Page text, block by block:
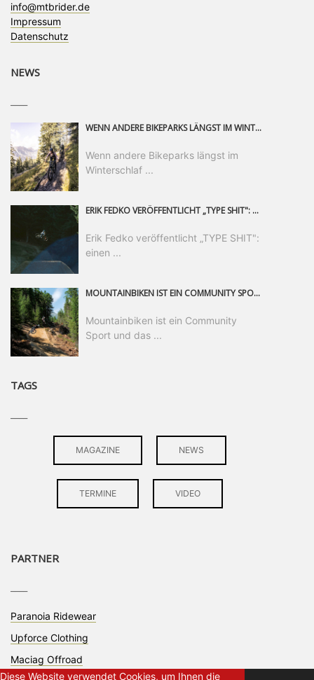
info@mtbrider.de
Impressum
Datenschutz
NEWS
WENN ANDERE BIKEPARKS LÄNGST IM WINTERSCHLAF SIND, IST MAN IN SAALFELDEN LEOGANG IMMER NOCH AM MOUNTAINBIKEN. IST DER HERBST DIE SCHÖNSTE ZEIT DES JAHRES? AUF DEN TRAILS RUND UM SAALFELDEN LEOGANG UND IM EPIC BIKEPARK LEOGANG IST ER DAS AUF JEDEN FALL – UND DIE GEFÜHLT DIE LÄNGSTE NOCH DAZU. NOCH BIS MINDESTENS 8. NOVEMBER STEHT DAS PINZGAUER MOUNTAINBIKE-PARADIES ALLEN RIDERN OFFEN, DIE EINFACH NICHT GENUG KRIEGEN KÖNNEN. DABEI HÄLT DIE GOLDENE JAHRESZEIT IN SAALFELDEN LEOGANG WEIT MEHR ALS LINES, TRAILS UND HERBSTPANORAMEN BEREIT: MIT DEM BIKE FESTIVAL, VERSCHIEDENEN LADIES SHRED EVENTS UND EINEM DIE GESAMTE SAISON ANDAUERNDEN PHOTO CONTEST ZUM 25-JÄHRIGEN BIKEPARK-JUBILÄUM GIBT ES RUND UM ÖSTERREICHS ÄLTESTEN BIKEPARK EINIGES ZU ERLEBEN.
Wenn andere Bikeparks längst im
Winterschlaf ...
ERIK FEDKO VERÖFFENTLICHT „TYPE SHIT": EINEN 23-MINÜTIGEN MOUNTAINBIKE-FILM, ÜBER DREI JAHRE RUND UM DIE WELT GEDREHT. ZEITGLEICH LAUNCHT ER DIE GLEICHNAMIGE KOLLEKTION SEINER BRAND TYPE. EIN SEGMENT DES FILMS ERSCHEINT SEPARAT AUF RED BULL BIKE.
Erik Fedko veröffentlicht „TYPE SHIT":
einen ...
MOUNTAINBIKEN IST EIN COMMUNITY SPORT UND DAS BEWEIST SICH IN DER BIKE REPUBLIC SÖLDEN GERADE EINDRUCKSVOLL AUF ALLEN LEVELN. FREERIDE PROFI, SHAPERIN UND FRISCH GEWÄHLTE SWATCH NINES MVP VERO SANDLER IST BEGEISTERT VON DER VIELFALT DER BIKE DESTINATION, DER NEUEN JUMPLINE UND PLÄDIERT FÜR MUT BEI (FRAUEN) COMMUNITIES. VERO UND IHR VERLOBTER SAM HODGES VERBRINGEN MEHRERE MONATE IN DER BIKE REPUBLIC UND LASSEN UNS DARAN TEILHABEN. UM COMMUNITY GEHT ES AUCH BEI DER PARTNERSCHAFT ZWISCHEN SÖLDEN UND DEM NEUEN RIDERS PARK DONOVALY IN DER SLOWAKEI: DER DORTIGE TOURISMUSDIREKTOR JIRI PEC IST ÜBERZEUGT: VON MEHR BIKEPARKS PROFITIERT DIE GANZE MTB-SZENE – UND MIT DOMINIK LINSER, GESCHÄFTSFÜHRER DER BRS, HAT ER DAMIT DEN PERFEKTEN PARTNER GEFUNDEN.
Mountainbiken ist ein Community
Sport und das ...
TAGS
MAGAZINE NEWS
TERMINE VIDEO
PARTNER
Paranoia Ridewear
Upforce Clothing
Maciag Offroad
Diese Website verwendet Cookies, um Ihnen die